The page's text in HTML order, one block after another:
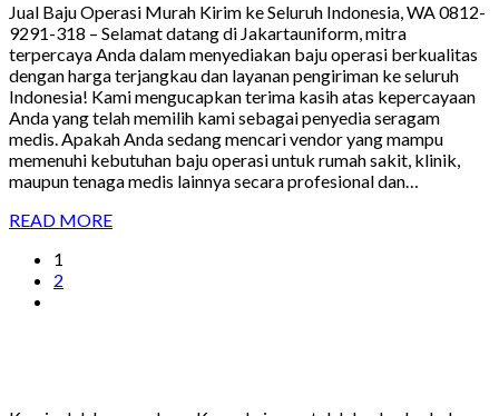
Jual Baju Operasi Murah Kirim ke Seluruh Indonesia, WA 0812-
9291-318 – Selamat datang di Jakartauniform, mitra
terpercaya Anda dalam menyediakan baju operasi berkualitas
dengan harga terjangkau dan layanan pengiriman ke seluruh
Indonesia! Kami mengucapkan terima kasih atas kepercayaan
Anda yang telah memilih kami sebagai penyedia seragam
medis. Apakah Anda sedang mencari vendor yang mampu
memenuhi kebutuhan baju operasi untuk rumah sakit, klinik,
maupun tenaga medis lainnya secara profesional dan…
READ MORE
1
2